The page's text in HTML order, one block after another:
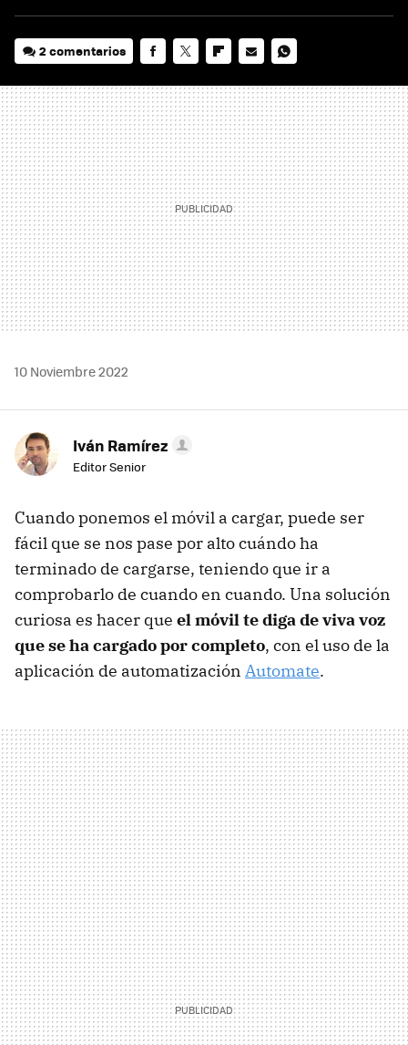
2 comentarios
MAIL
10 Noviembre 2022
Iván Ramírez
Editor Senior
Cuando ponemos el móvil a cargar, puede ser
fácil que se nos pase por alto cuándo ha
terminado de cargarse, teniendo que ir a
comprobarlo de cuando en cuando. Una solución
curiosa es hacer que el móvil te diga de viva voz
que se ha cargado por completo, con el uso de la
aplicación de automatización Automate.